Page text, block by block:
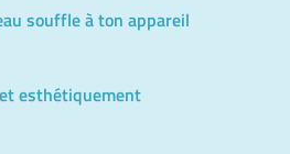
souffle à ton appareil
esthétiquement